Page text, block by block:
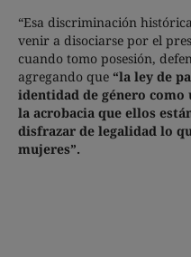
“Esa discriminación
venir a disociarse por el
cuando tomo posesión,
agregando que “la ley de
identidad de género
la acrobacia que ellos
disfrazar de legalidad lo
mujeres”.